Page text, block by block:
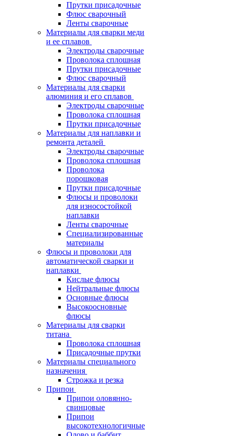
Прутки присадочные
Флюс сварочный
Ленты сварочные
Материалы для сварки меди
и ее сплавов
Электроды сварочные
Проволока сплошная
Прутки присадочные
Флюс сварочный
Материалы для сварки
алюминия и его сплавов
Электроды сварочные
Проволока сплошная
Прутки присадочные
Материалы для наплавки и
ремонта деталей
Электроды сварочные
Проволока сплошная
Проволока
порошковая
Прутки присадочные
Флюсы и проволоки
для износостойкой
наплавки
Ленты сварочные
Специализированные
материалы
Флюсы и проволоки для
автоматической сварки и
наплавки
Кислые флюсы
Нейтральные флюсы
Основные флюсы
Высокоосновные
флюсы
Материалы для сварки
титана
Проволока сплошная
Присадочные прутки
Материалы специального
назначения
Строжка и резка
Припои
Припои оловянно-
свинцовые
Припои
высокотехнологичные